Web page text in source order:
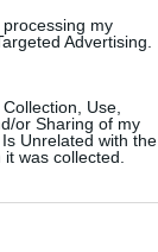
my
Advertising.
Use,
or Sharing of my
Unrelated with the
was collected.